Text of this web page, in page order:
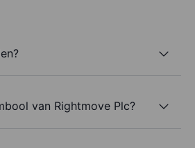
van Rightmove Plc?